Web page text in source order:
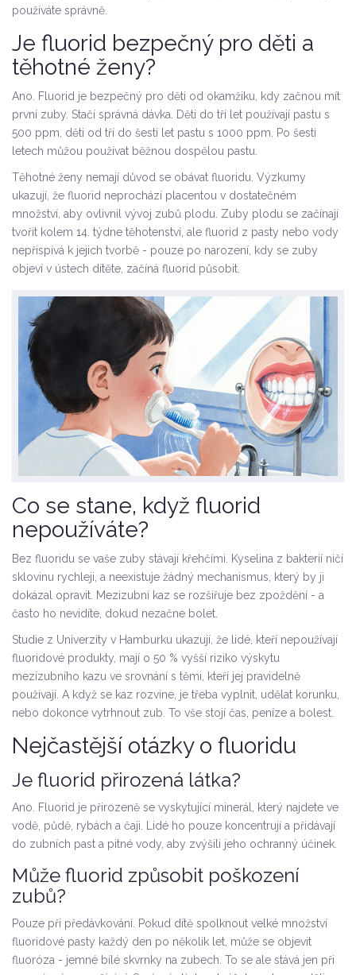
používáte správně.
Je fluorid bezpečný pro děti a
těhotné ženy?
Ano. Fluorid je bezpečný pro děti od okamžiku, kdy začnou mít
první zuby. Stačí správná dávka. Děti do tří let používají pastu s
500 ppm, děti od tří do šesti let pastu s 1000 ppm. Po šesti
letech můžou používat běžnou dospělou pastu.
Těhotné ženy nemají důvod se obávat fluoridu. Výzkumy
ukazují, že fluorid neprochází placentou v dostatečném
množství, aby ovlivnil vývoj zubů plodu. Zuby plodu se začínají
tvořit kolem 14. týdne těhotenství, ale fluorid z pasty nebo vody
nepřispívá k jejich tvorbě - pouze po narození, kdy se zuby
objeví v ústech dítěte, začíná fluorid působit.
Co se stane, když fluorid
nepoužíváte?
Bez fluoridu se vaše zuby stávají křehčími. Kyselina z bakterií ničí
sklovinu rychleji, a neexistuje žádný mechanismus, který by ji
dokázal opravit. Mezizubní kaz se rozšiřuje bez zpoždění - a
často ho nevidíte, dokud nezačne bolet.
Studie z Univerzity v Hamburku ukazují, že lidé, kteří nepoužívají
fluoridové produkty, mají o 50 % vyšší riziko výskytu
mezizubního kazu ve srovnání s těmi, kteří jej pravidelně
používají. A když se kaz rozvine, je třeba vyplnit, udělat korunku,
nebo dokonce vytrhnout zub. To vše stojí čas, peníze a bolest.
Nejčastější otázky o fluoridu
Je fluorid přirozená látka?
Ano. Fluorid je přirozeně se vyskytující minerál, který najdete ve
vodě, půdě, rybách a čaji. Lidé ho pouze koncentrují a přidávají
do zubních past a pitné vody, aby zvýšili jeho ochranný účinek.
Může fluorid způsobit poškození
zubů?
Pouze při předávkování. Pokud dítě spolknout velké množství
fluoridové pasty každý den po několik let, může se objevit
fluoróza - jemné bílé skvrnky na zubech. To se ale stává jen při